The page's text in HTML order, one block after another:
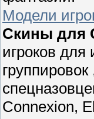
Модели
Скины для
игроков
Connexion,